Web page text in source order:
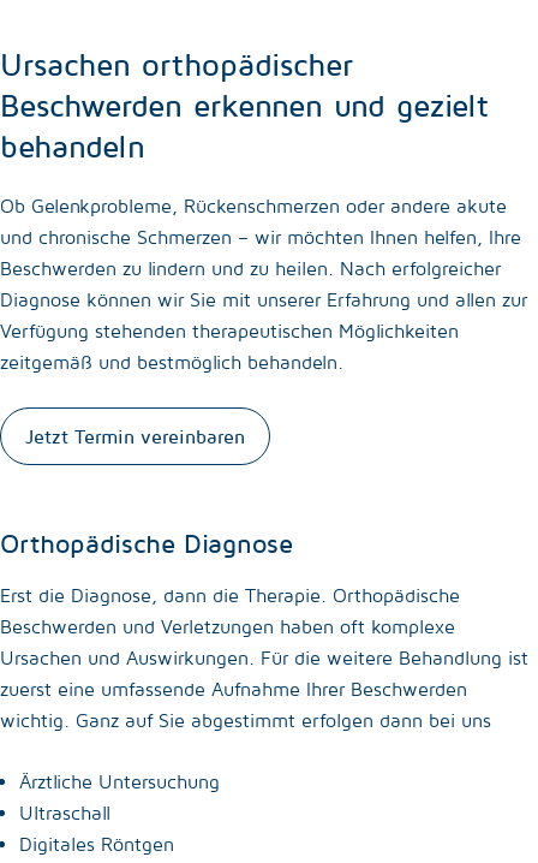
Ursachen orthopädischer
Beschwerden erkennen und gezielt
behandeln
Ob Gelenkprobleme, Rückenschmerzen oder andere akute
und chronische Schmerzen – wir möchten Ihnen helfen, Ihre
Beschwerden zu lindern und zu heilen. Nach erfolgreicher
Diagnose können wir Sie mit unserer Erfahrung und allen zur
Verfügung stehenden therapeutischen Möglichkeiten
zeitgemäß und bestmöglich behandeln.
Jetzt Termin vereinbaren
Orthopädische Diagnose
Erst die Diagnose, dann die Therapie. Orthopädische
Beschwerden und Verletzungen haben oft komplexe
Ursachen und Auswirkungen. Für die weitere Behandlung ist
zuerst eine umfassende Aufnahme Ihrer Beschwerden
wichtig. Ganz auf Sie abgestimmt erfolgen dann bei uns
Ärztliche Untersuchung
Ultraschall
Digitales Röntgen